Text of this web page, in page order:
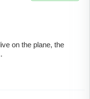
on the plane, the